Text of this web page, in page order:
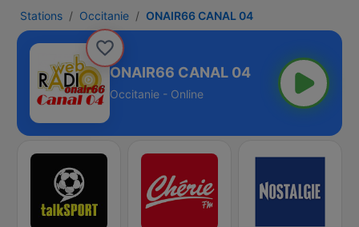
Stations Occitanie ONAIR66 CANAL 04
ONAIR66 CANAL 04
Occitanie - Online